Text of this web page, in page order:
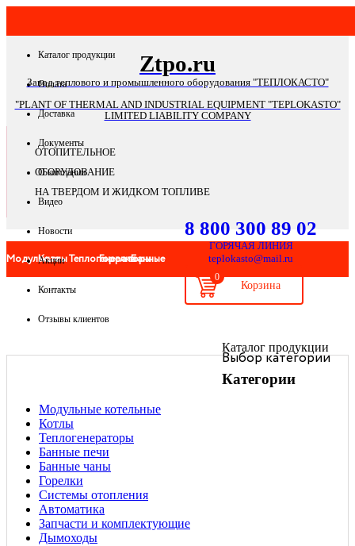
Каталог продукции
Оплата
Доставка
Документы
О компании
Видео
Новости
Акции
Контакты
Отзывы клиентов
Ztpo.ru
Завод теплового и промышленного оборудования "ТЕПЛОКАСТО"
"PLANT OF THERMAL AND INDUSTRIAL EQUIPMENT "TEPLOKASTO"
LIMITED LIABILITY COMPANY
ОТОПИТЕЛЬНОЕ
ОБОРУДОВАНИЕ
НА ТВЕРДОМ И ЖИДКОМ ТОПЛИВЕ
8 800 300 89 02
ГОРЯЧАЯ ЛИНИЯ
teplokasto@mail.ru
0
Модульные
котельные
КотлыТеплогенераторы
ГорелкиБанные
чаны отопленияВыбор категории
Каталог продукции
Категории
Модульные котельные
Котлы
Теплогенераторы
Банные печи
Банные чаны
Горелки
Системы отопления
Автоматика
Запчасти и комплектующие
Дымоходы